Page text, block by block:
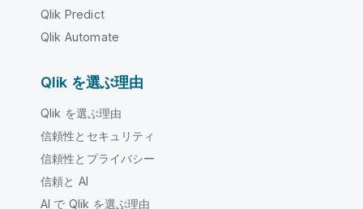
Qlik Predict
Qlik Automate
Qlik を選ぶ理由
Qlik を選ぶ理由
信頼性とセキュリティ
信頼性とプライバシー
信頼と AI
AI で Qlik を選ぶ理由